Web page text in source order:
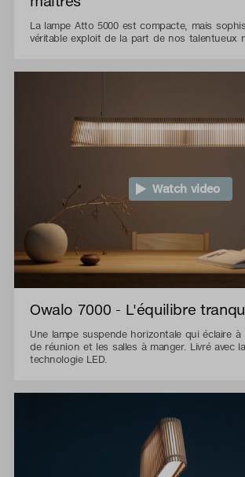
La lampe Atto 5000 est compacte, mais
véritable exploit de la part de nos talentueux
Watch video
Owalo 7000 - L'équilibre
Une lampe suspende horizontale qui éclaire à
de réunion et les salles à manger. Livré avec
technologie LED.